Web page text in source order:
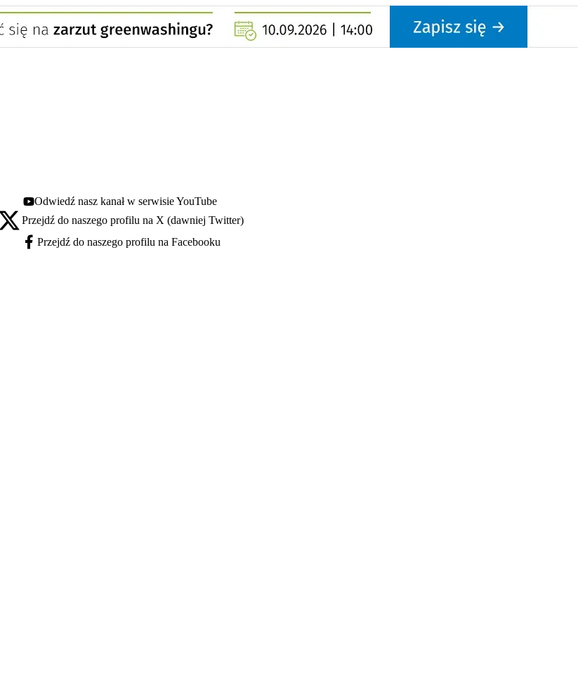
Youtube - otwiera się w nowej karcie
Odwiedź nasz kanał w serwisie YouTube
X - otwiera się w nowej karcie
Przejdź do naszego profilu na X (dawniej Twitter)
Facebook - otwiera się w nowej karcie
Przejdź do naszego profilu na Facebooku